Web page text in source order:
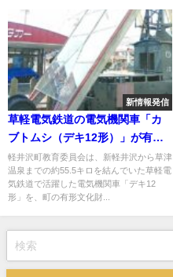
新情報発信
草軽電気鉄道の電気機関車「カ
ブトムシ（デキ12形）」が有形
文化財に！
軽井沢町教育委員会は、新軽井沢から草津
温泉までの約55.5キロを結んでいた草軽電
気鉄道で活躍した電気機関車「デキ12
形」を、町の有形文化財...